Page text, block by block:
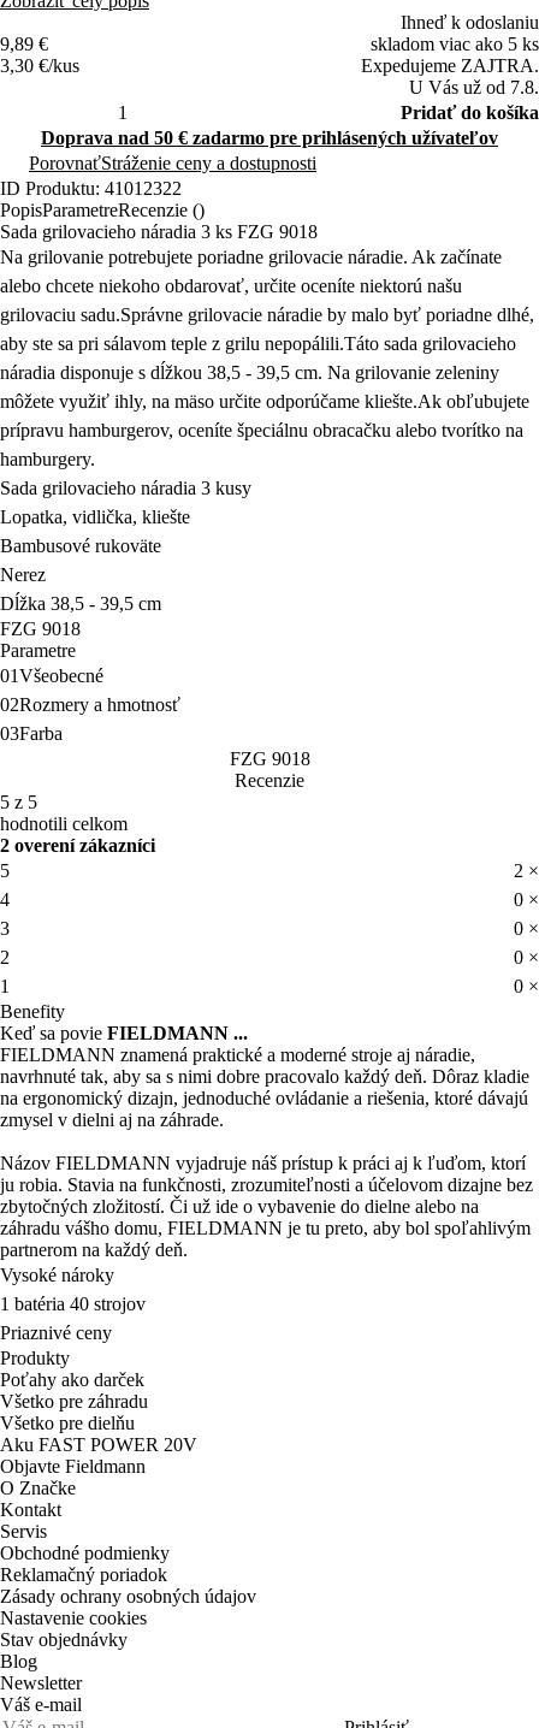
9,89 €
3,30 €/kus
Ihneď k odoslaniu
skladom viac ako 5 ks
Expedujeme ZAJTRA.
U Vás už od 7.8.
Pridať do košíka
Doprava nad 50 € zadarmo pre prihlásených užívateľov
PorovnaťStráženie ceny a dostupnosti
ID Produktu: 41012322
PopisParametreRecenzie ()
Sada grilovacieho náradia 3 ks FZG 9018
Na grilovanie potrebujete poriadne grilovacie náradie. Ak začínate
alebo chcete niekoho obdarovať, určite oceníte niektorú našu
grilovaciu sadu.Správne grilovacie náradie by malo byť poriadne dlhé,
aby ste sa pri sálavom teple z grilu nepopálili.Táto sada grilovacieho
náradia disponuje s dĺžkou 38,5 - 39,5 cm. Na grilovanie zeleniny
môžete využiť ihly, na mäso určite odporúčame kliešte.Ak obľubujete
prípravu hamburgerov, oceníte špeciálnu obracačku alebo tvorítko na
hamburgery.
Sada grilovacieho náradia 3 kusy
Lopatka, vidlička, kliešte
Bambusové rukoväte
Nerez
Dĺžka 38,5 - 39,5 cm
FZG 9018
Parametre
01Všeobecné
02Rozmery a hmotnosť
03Farba
FZG 9018
Recenzie
5 z 5
hodnotili celkom
2 overení zákazníci
5
2 ×
4
0 ×
3
0 ×
2
0 ×
1
0 ×
Benefity
Keď sa povie FIELDMANN ...
FIELDMANN znamená praktické a moderné stroje aj náradie,
navrhnuté tak, aby sa s nimi dobre pracovalo každý deň. Dôraz kladie
na ergonomický dizajn, jednoduché ovládanie a riešenia, ktoré dávajú
zmysel v dielni aj na záhrade.
Názov FIELDMANN vyjadruje náš prístup k práci aj k ľuďom, ktorí
ju robia. Stavia na funkčnosti, zrozumiteľnosti a účelovom dizajne bez
zbytočných zložitostí. Či už ide o vybavenie do dielne alebo na
záhradu vášho domu, FIELDMANN je tu preto, aby bol spoľahlivým
partnerom na každý deň.
Vysoké nároky
1 batéria 40 strojov
Priaznivé ceny
Produkty
Poťahy ako darček
Všetko pre záhradu
Všetko pre dielňu
Aku FAST POWER 20V
Objavte Fieldmann
O Značke
Kontakt
Servis
Obchodné podmienky
Reklamačný poriadok
Zásady ochrany osobných údajov
Nastavenie cookies
Stav objednávky
Blog
Newsletter
Váš e-mail